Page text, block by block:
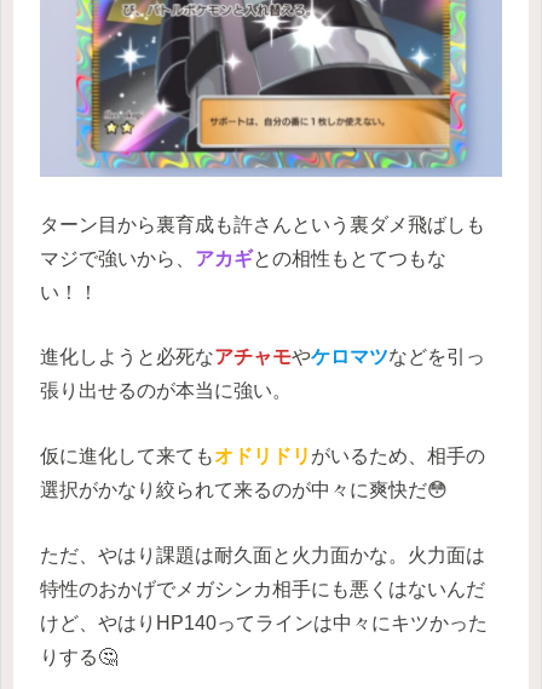
ターン目から裏育成も許さんという裏ダメ飛ばしも
マジで強いから、 アカギとの相性もとてつもな
い！！
進化しようと必死なアチャモやケロマツなどを引っ
張り出せるのが本当に強い。
仮に進化して来てもオドリドリ がいるため、相手の
選択がかなり絞られて来るのが中々に爽快だ😳
ただ、やはり課題は耐久面と火力面かな。火力面は
特性のおかげでメガシンカ相手にも悪くはないんだ
けど、やはりHP140ってラインは中々にキツかった
りする🤔